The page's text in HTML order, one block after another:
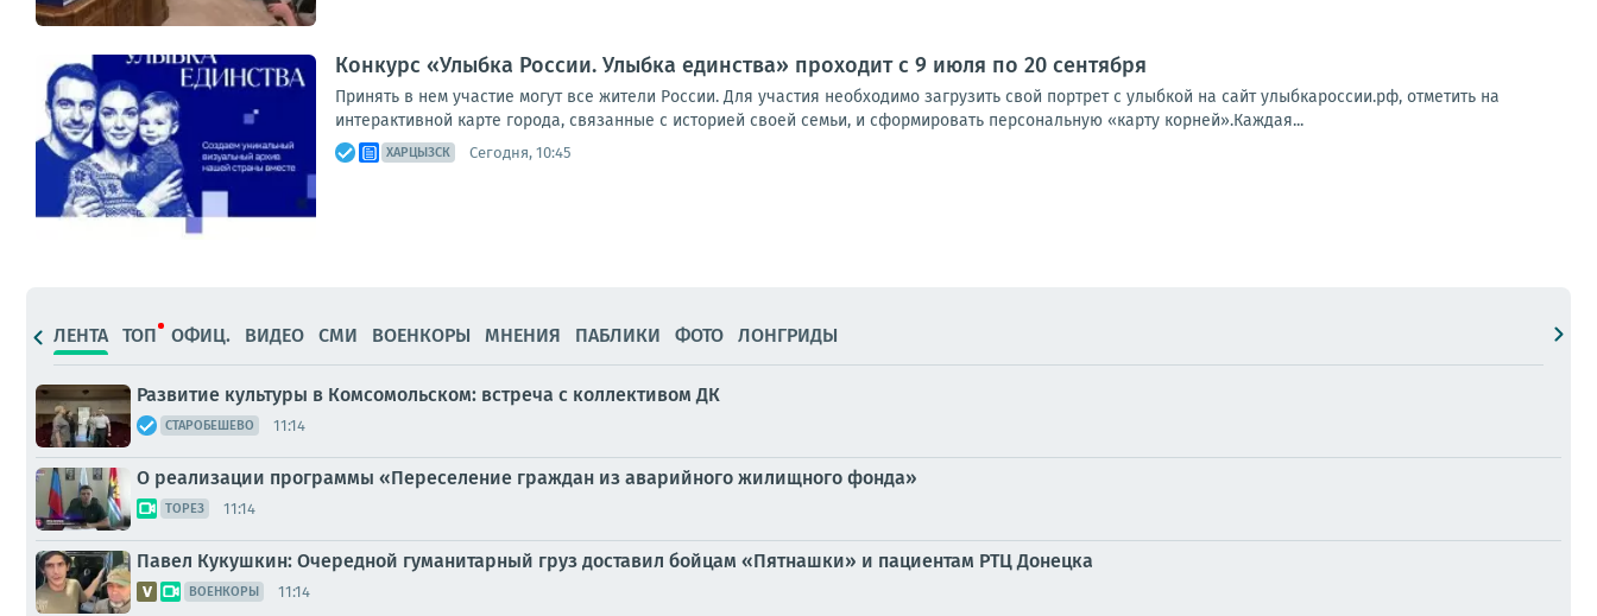
Конкурс «Улыбка России. Улыбка единства» проходит с 9 июля по 20 сентября
Принять в нем участие могут все жители России. Для участия необходимо загрузить свой портрет с улыбкой на сайт улыбкароссии.рф, отметить на
интерактивной карте города, связанные с историей своей семьи, и сформировать персональную «карту корней».Каждая...
ХАРЦЫЗСК Сегодня, 10:45
ЛЕНТА ТОП ОФИЦ. ВИДЕО СМИ ВОЕНКОРЫ МНЕНИЯ ПАБЛИКИ ФОТО ЛОНГРИДЫ
Развитие культуры в Комсомольском: встреча с коллективом ДК
СТАРОБЕШЕВО 11:14
О реализации программы «Переселение граждан из аварийного жилищного фонда»
ТОРЕЗ 11:14
Павел Кукушкин: Очередной гуманитарный груз доставил бойцам «Пятнашки» и пациентам РТЦ Донецка
ВОЕНКОРЫ 11:14